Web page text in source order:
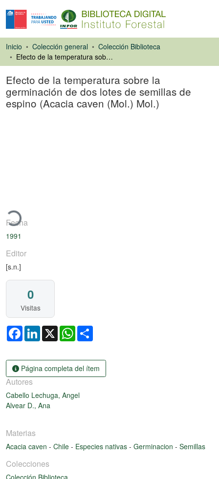
Inicio Colección general
Colección Biblioteca
Efecto de la temperatura sobre la germinación de dos lotes de semillas de espino (Acacia caven (Mol.) Mol.)
Efecto de la temperatura sobre la
germinación de dos lotes de semillas de
espino (Acacia caven (Mol.) Mol.)
Fecha
1991
Editor
[s.n.]
0
Visitas
FacebookLinkedIn
X WhatsApp
Página completa del ítem
Autores
Cabello Lechuga, Angel
Alvear D., Ana
Materias
Acacia caven - Chile - Especies nativas - Germinacion - Semillas
Colecciones
Colección Biblioteca